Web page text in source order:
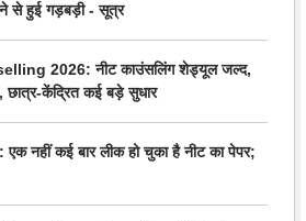
से हुई गड़बड़ी - सूत्र
2026: नीट काउंसलिंग शेड्यूल जल्द,
छात्र-केंद्रित कई बड़े सुधार
नहीं कई बार लीक हो चुका है नीट का पेपर;